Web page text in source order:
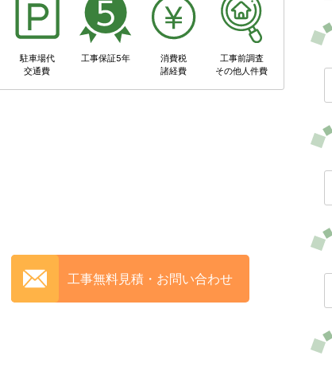
駐車場代
交通費
工事保証5年
消費税
諸経費
工事前調査
その他人件費
工事無料見積・お問い合わせ